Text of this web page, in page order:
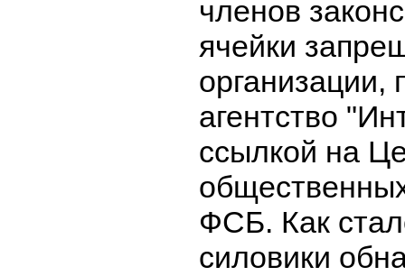
членов
ячейки
организации,
агентство
ссылкой на
ФСБ. Как
силовики